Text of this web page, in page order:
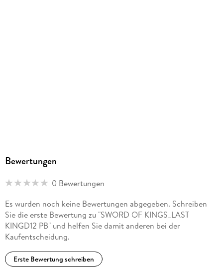
Bewertungen
0 Bewertungen
Es wurden noch keine Bewertungen abgegeben. Schreiben
Sie die erste Bewertung zu "SWORD OF KINGS_LAST
KINGD12 PB" und helfen Sie damit anderen bei der
Kaufentscheidung.
Erste Bewertung schreiben